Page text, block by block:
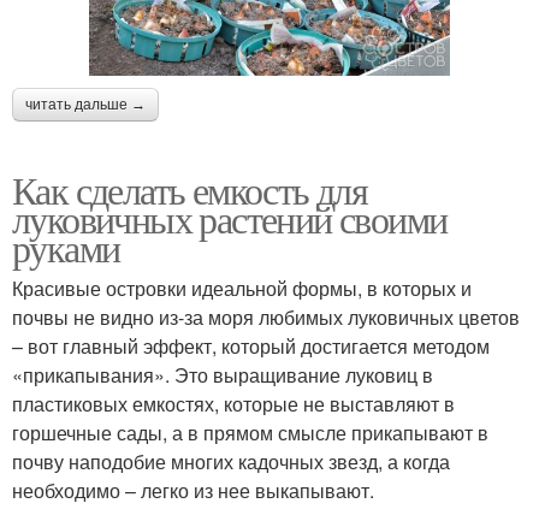
читать дальше →
Как сделать емкость для
луковичных растений своими
руками
Красивые островки идеальной формы, в которых и
почвы не видно из-за моря любимых луковичных цветов
– вот главный эффект, который достигается методом
«прикапывания». Это выращивание луковиц в
пластиковых емкостях, которые не выставляют в
горшечные сады, а в прямом смысле прикапывают в
почву наподобие многих кадочных звезд, а когда
необходимо – легко из нее выкапывают.